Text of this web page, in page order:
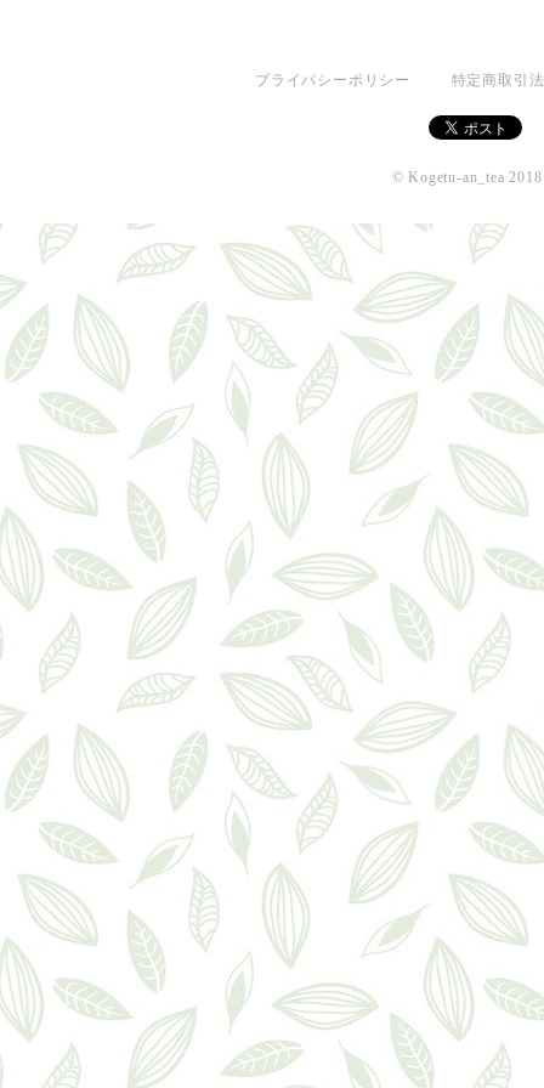
プライバシーポリシー 特定商取引
© Kogetu-an_tea 2018